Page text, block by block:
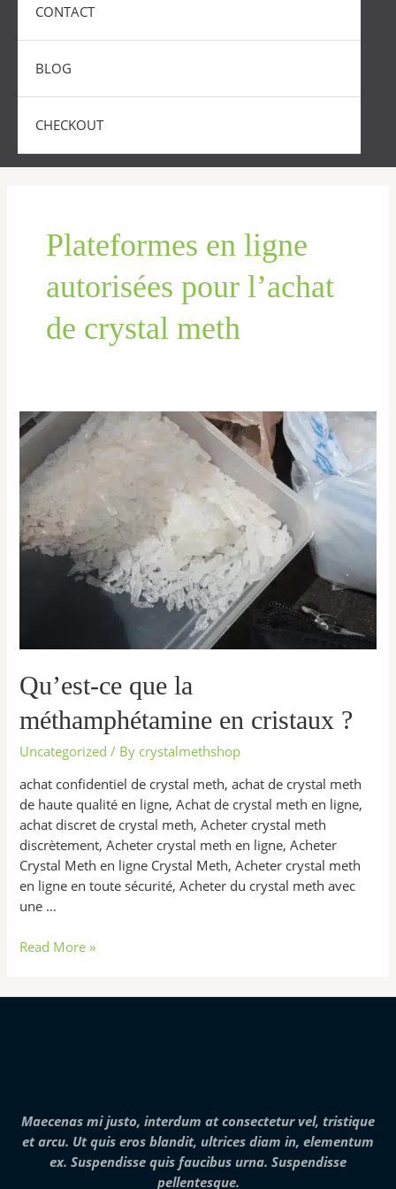
CONTACT
BLOG
CHECKOUT
Plateformes en ligne
autorisées pour l’achat
de crystal meth
Qu’est-ce que la
méthamphétamine en cristaux ?
Uncategorized / By crystalmethshop
achat confidentiel de crystal meth, achat de crystal meth
de haute qualité en ligne, Achat de crystal meth en ligne,
achat discret de crystal meth, Acheter crystal meth
discrètement, Acheter crystal meth en ligne, Acheter
Crystal Meth en ligne Crystal Meth, Acheter crystal meth
en ligne en toute sécurité, Acheter du crystal meth avec
une …
Qu’est-
ce
que
la
méthamphétamine
en
cristaux
Read More »
Maecenas mi justo, interdum at consectetur vel, tristique
et arcu. Ut quis eros blandit, ultrices diam in, elementum
ex. Suspendisse quis faucibus urna. Suspendisse
pellentesque.